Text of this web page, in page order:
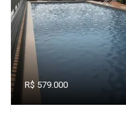
R$ 579.000